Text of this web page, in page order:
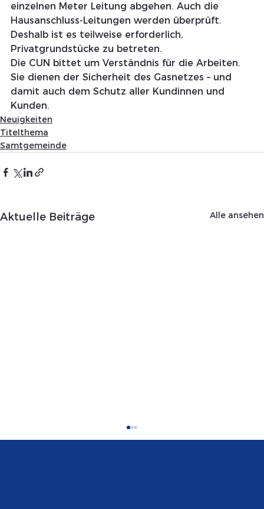
einzelnen Meter Leitung abgehen. Auch die
Hausanschluss-Leitungen werden überprüft.
Deshalb ist es teilweise erforderlich,
Privatgrundstücke zu betreten.
Die CUN bittet um Verständnis für die Arbeiten.
Sie dienen der Sicherheit des Gasnetzes – und
damit auch dem Schutz aller Kundinnen und
Kunden.
Neuigkeiten
Titelthema
Samtgemeinde
Aktuelle Beiträge Alle ansehen